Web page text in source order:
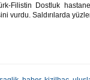
Filistin Dostluk
vurdu. Saldırılarda